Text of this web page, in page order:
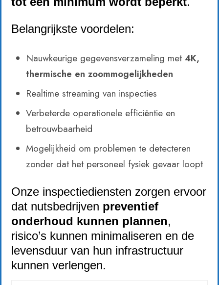
Belangrijkste voordelen:
Nauwkeurige gegevensverzameling met 4K,
thermische en zoommogelijkheden
Realtime streaming van inspecties
Verbeterde operationele efficiëntie en
betrouwbaarheid
Mogelijkheid om problemen te detecteren
zonder dat het personeel fysiek gevaar loopt
Onze inspectiediensten zorgen ervoor
dat nutsbedrijven preventief
onderhoud kunnen plannen,
risico’s kunnen minimaliseren en de
levensduur van hun infrastructuur
kunnen verlengen.